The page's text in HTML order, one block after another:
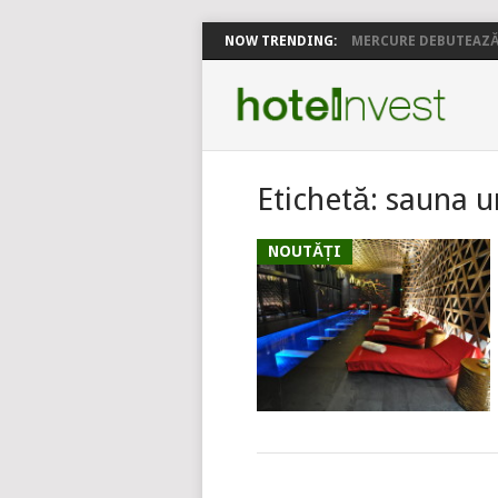
NOW TRENDING: MERCURE
Etichetă: sauna
NOUTĂȚI